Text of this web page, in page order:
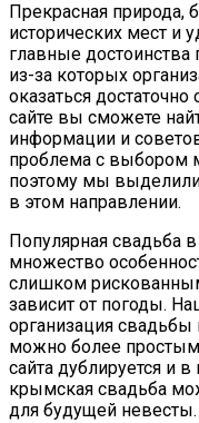
Прекрасная природа,
исторических мест и
главные достоинства
из-за которых
оказаться
сайте вы сможете
информации и
проблема с выбором
поэтому мы
в этом направлении.
Популярная свадьба
множество
слишком
зависит от погоды.
организация
можно более
сайта дублируется и
крымская свадьба
для будущей невесты.